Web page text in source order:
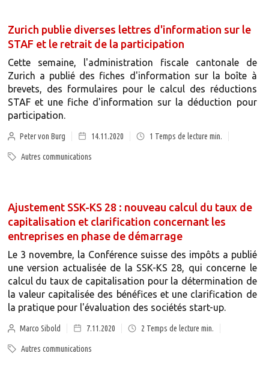
Zurich publie diverses lettres d'information sur le
STAF et le retrait de la participation
Cette semaine, l'administration fiscale cantonale de
Zurich a publié des fiches d'information sur la boîte à
brevets, des formulaires pour le calcul des réductions
STAF et une fiche d'information sur la déduction pour
participation.
Peter von Burg 14.11.2020 1 Temps de lecture min.
Autres communications
Ajustement SSK-KS 28 : nouveau calcul du taux de
capitalisation et clarification concernant les
entreprises en phase de démarrage
Le 3 novembre, la Conférence suisse des impôts a publié
une version actualisée de la SSK-KS 28, qui concerne le
calcul du taux de capitalisation pour la détermination de
la valeur capitalisée des bénéfices et une clarification de
la pratique pour l'évaluation des sociétés start-up.
Marco Sibold 7.11.2020 2 Temps de lecture min.
Autres communications